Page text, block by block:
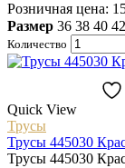
Розничная цена:
Размер 36 38 40 42
Количество
Quick View
Трусы
Трусы 445030
Трусы 445030